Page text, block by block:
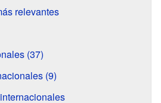
relevantes
(37)
(9)